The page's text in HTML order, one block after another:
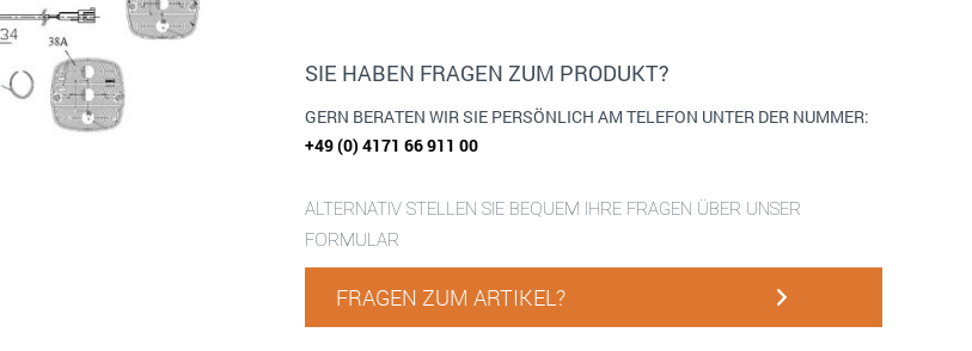
SIE HABEN FRAGEN ZUM PRODUKT?
GERN BERATEN WIR SIE PERSÖNLICH AM TELEFON UNTER DER NUMMER:
+49 (0) 4171 66 911 00
ALTERNATIV STELLEN SIE BEQUEM IHRE FRAGEN ÜBER UNSER
FORMULAR
FRAGEN ZUM ARTIKEL?